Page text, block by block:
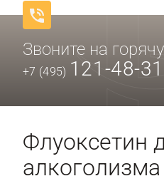
Звоните на
+7 (495) 121-48-31
Флуоксетин
алкоголизма